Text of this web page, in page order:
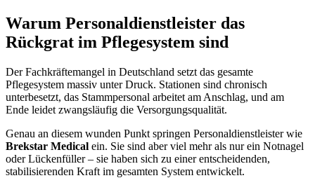
Warum Personaldienstleister das
Rückgrat im Pflegesystem sind
Der Fachkräftemangel in Deutschland setzt das gesamte
Pflegesystem massiv unter Druck. Stationen sind chronisch
unterbesetzt, das Stammpersonal arbeitet am Anschlag, und am
Ende leidet zwangsläufig die Versorgungsqualität.
Genau an diesem wunden Punkt springen Personaldienstleister wie
Brekstar Medical ein. Sie sind aber viel mehr als nur ein Notnagel
oder Lückenfüller – sie haben sich zu einer entscheidenden,
stabilisierenden Kraft im gesamten System entwickelt.